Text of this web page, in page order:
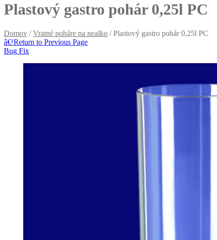
Plastový gastro pohár 0,25l PC
Domov /Vratné poháre na nealko / Plastový gastro pohár 0,25l PC
â€¹Return to Previous Page
Bug Fix